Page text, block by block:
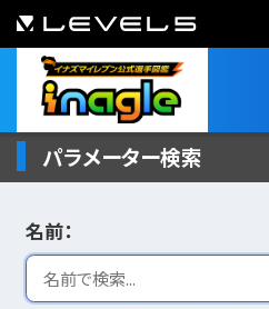
パラメーター検索
名前：